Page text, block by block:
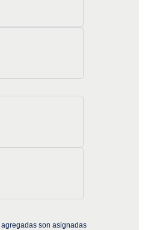
son asignadas